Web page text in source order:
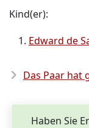
Kind(er):
Edward de
Das Paar hat
Haben Sie